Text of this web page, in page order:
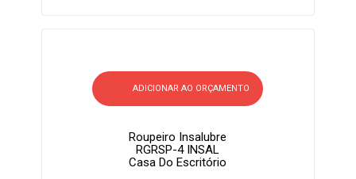
ADICIONAR AO ORÇAMENTO
Roupeiro Insalubre
RGRSP-4 INSAL
Casa Do Escritório